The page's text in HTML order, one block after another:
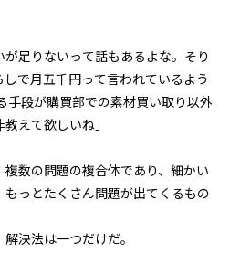
足りないって話もあるよな。そり
で月五千円って言われているよう
手段が購買部での素材買い取り以外
えて欲しいね」
数の問題の複合体であり、細かい
っとたくさん問題が出てくるもの
決法は一つだけだ。